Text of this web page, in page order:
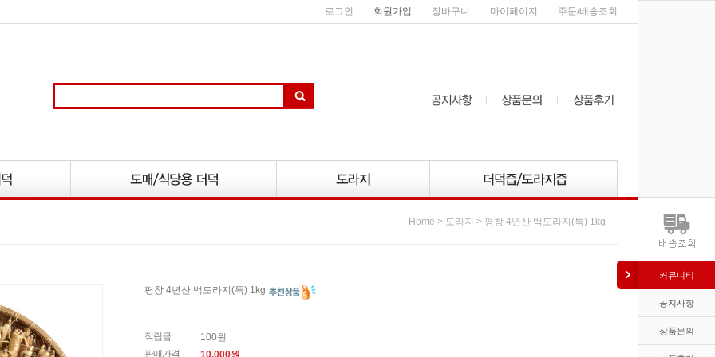
커뮤니티
공지사항
상품문의
로그인 회원가입 장바구니 마이페이지 주문/배송조회
Home > 도라지 > 평창 4년산 백도라지(특) 1kg
평창 4년산 백도라지(특) 1kg
적립금
100원
판매가격